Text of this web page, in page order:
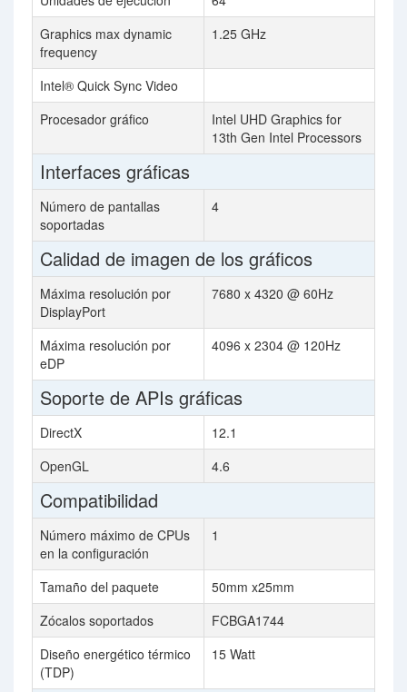
Graphics max dynamic
frequency
1.25 GHz
Intel® Quick Sync Video
Procesador gráfico
Intel UHD Graphics for
13th Gen Intel Processors
Interfaces gráficas
Número de pantallas
soportadas
4
Calidad de imagen de los gráficos
Máxima resolución por
DisplayPort
7680 x 4320 @ 60Hz
Máxima resolución por
eDP
4096 x 2304 @ 120Hz
Soporte de APIs gráficas
DirectX
12.1
OpenGL
4.6
Compatibilidad
Número máximo de CPUs
en la configuración
1
Tamaño del paquete
50mm x25mm
Zócalos soportados
FCBGA1744
Diseño energético térmico
(TDP)
15 Watt